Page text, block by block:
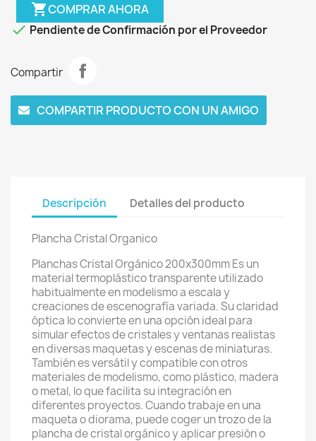
shopping_cartCOMPRAR AHORA
 Pendiente de Confirmación por el Proveedor
Compartir
COMPARTIR PRODUCTO CON UN AMIGO
Descripción Detalles del producto
Plancha Cristal Organico
Planchas Cristal Orgánico 200x300mm Es un
material termoplástico transparente utilizado
habitualmente en modelismo a escala y
creaciones de escenografía variada. Su claridad
óptica lo convierte en una opción ideal para
simular efectos de cristales y ventanas realistas
en diversas maquetas y escenas de miniaturas.
También es versátil y compatible con otros
materiales de modelismo, como plástico, madera
o metal, lo que facilita su integración en
diferentes proyectos. Cuando trabaje en una
maqueta o diorama, puede coger un trozo de la
plancha de cristal orgánico y aplicar presión o